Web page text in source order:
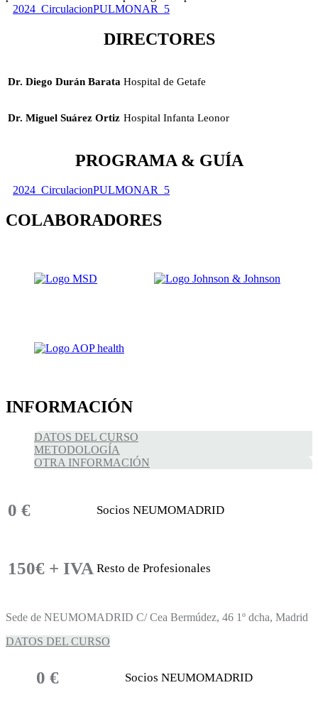
2024_CirculacionPULMONAR_5
DIRECTORES
Dr. Diego Durán Barata Hospital de Getafe
Dr. Miguel Suárez Ortiz Hospital Infanta Leonor
PROGRAMA & GUÍA
2024_CirculacionPULMONAR_5
COLABORADORES
INFORMACIÓN
DATOS DEL CURSO
METODOLOGÍA
OTRA INFORMACIÓN
0 € Socios NEUMOMADRID
150€ + IVA Resto de Profesionales
Sede de NEUMOMADRID C/ Cea Bermúdez, 46 1º dcha, Madrid
DATOS DEL CURSO
0 € Socios NEUMOMADRID